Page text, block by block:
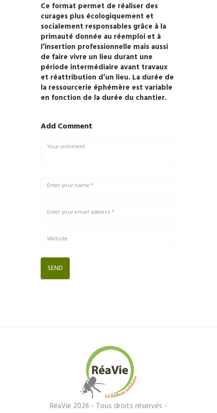
Ce format permet de réaliser des
curages plus écologiquement et
socialement responsables grâce à la
primauté donnée au réemploi et à
l’insertion professionnelle mais aussi
de faire vivre un lieu durant une
période intermédiaire avant travaux
et réattribution d’un lieu. La durée de
la ressourcerie éphémère est variable
en fonction de la durée du chantier.
Add Comment
RéaVie 2026 - Tous droits réservés -